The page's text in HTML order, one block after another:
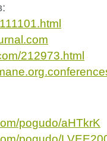
212973.html
pogudo/aHTkrK